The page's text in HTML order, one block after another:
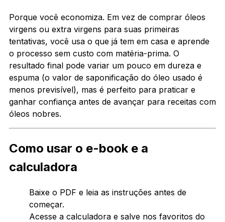
Porque você economiza. Em vez de comprar óleos
virgens ou extra virgens para suas primeiras
tentativas, você usa o que já tem em casa e aprende
o processo sem custo com matéria-prima. O
resultado final pode variar um pouco em dureza e
espuma (o valor de saponificação do óleo usado é
menos previsível), mas é perfeito para praticar e
ganhar confiança antes de avançar para receitas com
óleos nobres.
Como usar o e-book e a
calculadora
Baixe o PDF e leia as instruções antes de
começar.
Acesse a calculadora e salve nos favoritos do